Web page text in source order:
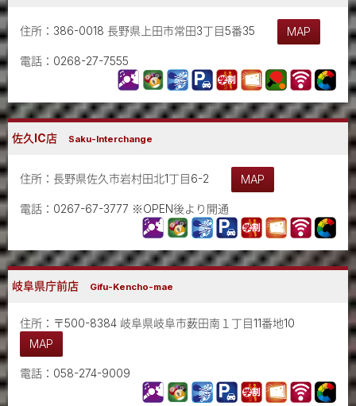
住所：386-0018 長野県上田市常田3丁目5番35 MAP
電話：0268-27-7555
佐久IC店 Saku-Interchange
住所：長野県佐久市岩村田北1丁目6-2 MAP
電話：0267-67-3777 ※OPEN後より開通
岐阜県庁前店 Gifu-Kencho-mae
住所：〒500-8384 岐阜県岐阜市薮田南１丁目11番地10
MAP
電話：058-274-9009